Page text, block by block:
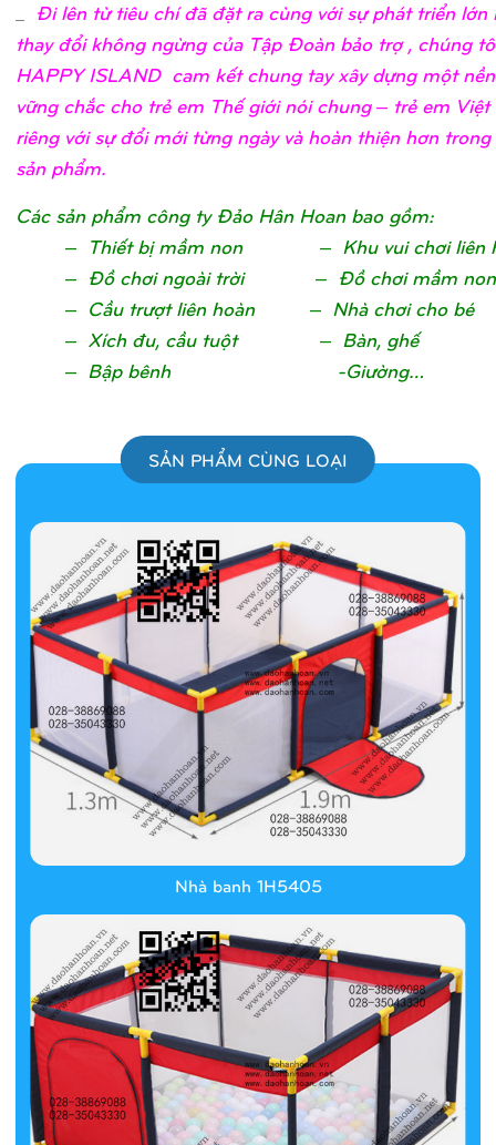
Đi lên từ tiêu chí đã đặt ra cùng với sự phát triển lớn
thay đổi không ngừng của Tập Đoàn bảo trợ , chúng
HAPPY ISLAND cam kết chung tay xây dựng một
vững chắc cho trẻ em Thế giới nói chung – trẻ em
riêng với sự đổi mới từng ngày và hoàn thiện hơn
sản phẩm.
Các sản phẩm công ty Đảo Hân Hoan bao gồm:
– Thiết bị mầm non – Khu vui chơi liên
– Đồ chơi ngoài trời – Đồ chơi mầm non
– Cầu trượt liên hoàn – Nhà chơi cho bé
– Xích đu, cầu tuột – Bàn, ghế
– Bập bênh -Giường…
SẢN PHẨM CÙNG LOẠI
Nhà banh 1H5405